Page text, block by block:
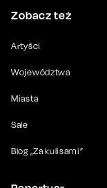
Zobacz też
Artyści
Województwa
Miasta
Sale
Blog „Za kulisami”